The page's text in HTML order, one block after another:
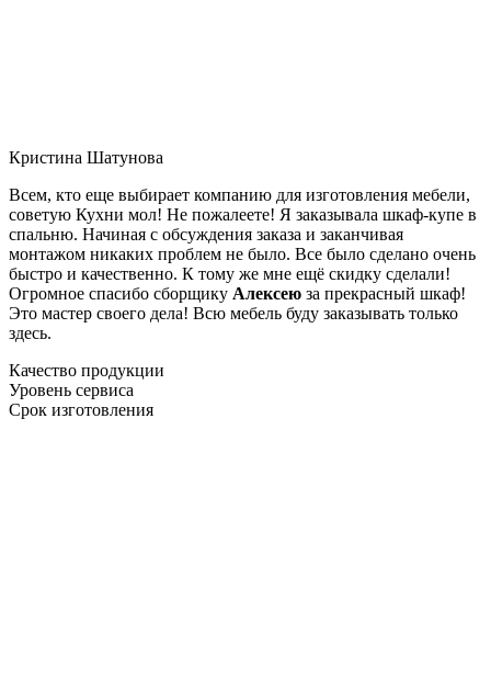
Кристина Шатунова
Всем, кто еще выбирает компанию для изготовления мебели,
советую Кухни мол! Не пожалеете! Я заказывала шкаф-купе в
спальню. Начиная с обсуждения заказа и заканчивая
монтажом никаких проблем не было. Все было сделано очень
быстро и качественно. К тому же мне ещё скидку сделали!
Огромное спасибо сборщику Алексею за прекрасный шкаф!
Это мастер своего дела! Всю мебель буду заказывать только
здесь.
Качество продукции
Уровень сервиса
Срок изготовления